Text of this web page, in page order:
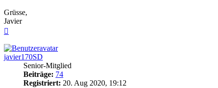
Grüsse,
Javier
javier170SD
Senior-Mitglied
Beiträge: 74
Registriert: 20. Aug 2020, 19:12